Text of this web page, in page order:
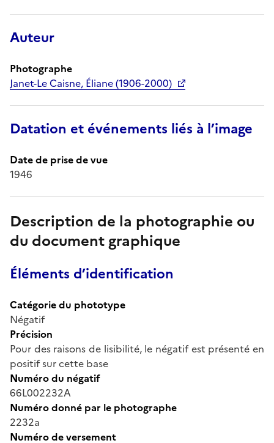
Auteur
Photographe
Janet-Le Caisne, Éliane (1906-2000)
Datation et événements liés à l’image
Date de prise de vue
1946
Description de la photographie ou
du document graphique
Éléments d’identification
Catégorie du phototype
Négatif
Précision
Pour des raisons de lisibilité, le négatif est présenté en
positif sur cette base
Numéro du négatif
66L002232A
Numéro donné par le photographe
2232a
Numéro de versement